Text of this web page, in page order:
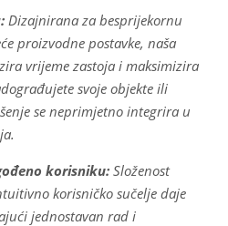
Dizajnirana za besprijekornu
proizvodne postavke, naša
vrijeme zastoja i maksimizira
svoje objekte ili
se neprimjetno integrira u
korisniku:Složenost
korisničko sučelje daje
jednostavan rad i